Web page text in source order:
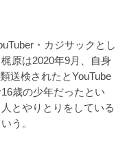
・カジサックとし
原は2020年9月、自身
送検されたとYouTube
歳の少年だったとい
とやりとりをしている
う。